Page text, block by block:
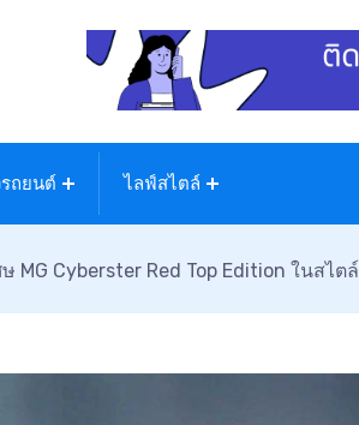
ถยนต์ ไลฟ์สไตล์
ษ MG Cyberster Red Top Edition ในส